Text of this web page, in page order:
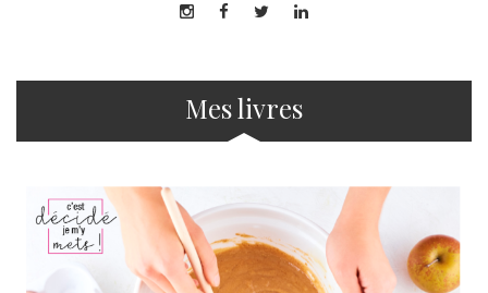
Mes livres